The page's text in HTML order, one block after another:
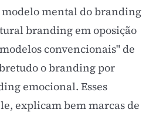
mental do branding
branding em oposição
convencionais" de
o branding por
emocional. Esses
explicam bem marcas de